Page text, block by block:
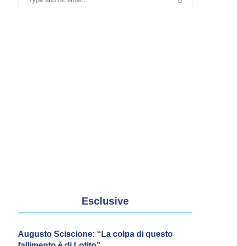
Esclusive
Augusto Sciscione: “La colpa di questo